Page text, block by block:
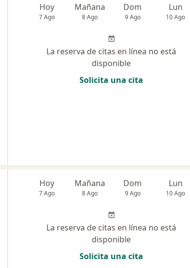
Hoy
7 Ago
Mañana
8 Ago
Dom
9 Ago
Lun
10 Ago
La reserva de citas en línea no está
disponible
Solicita una cita
Hoy
7 Ago
Mañana
8 Ago
Dom
9 Ago
Lun
10 Ago
La reserva de citas en línea no está
disponible
Solicita una cita